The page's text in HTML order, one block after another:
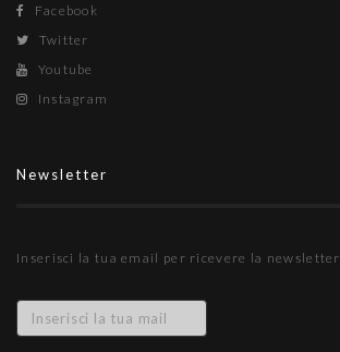
Facebook
Twitter
Youtube
Instagram
Newsletter
Inserisci la tua email per ricevere la newsletter